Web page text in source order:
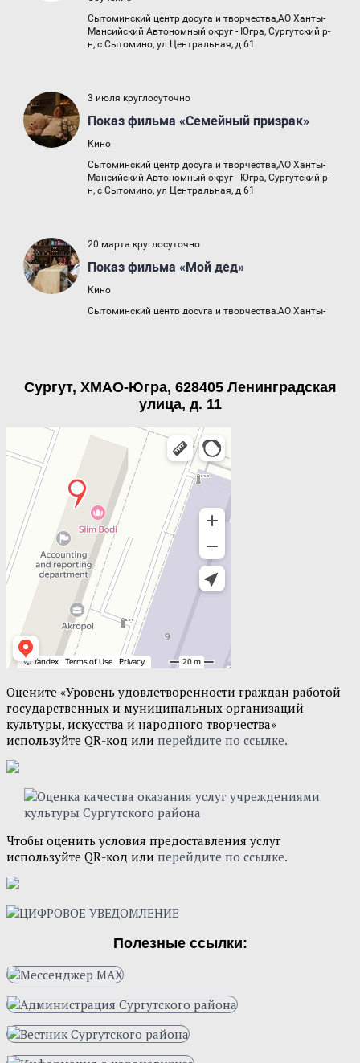
Сургут, ХМАО-Югра, 628405 Ленинградская
улица, д. 11
Оцените «Уровень удовлетворенности граждан работой
государственных и муниципальных организаций
культуры, искусства и народного творчества»
используйте QR-код или перейдите по ссылке.
Чтобы оценить условия предоставления услуг
используйте QR-код или перейдите по ссылке.
Полезные ссылки: